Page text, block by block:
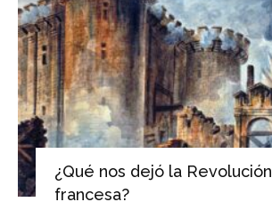
¿Qué nos dejó la Revolución
francesa?